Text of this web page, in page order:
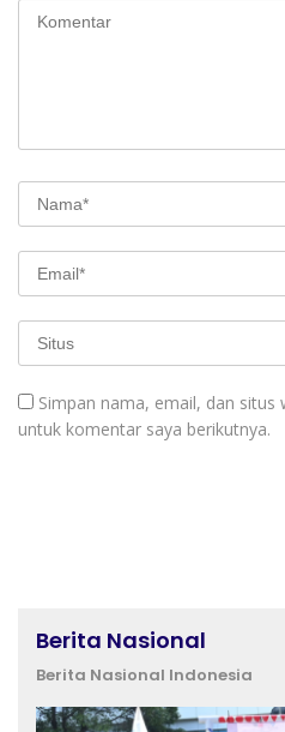
Simpan nama, email, dan situs
untuk komentar saya berikutnya.
Berita Nasional
Berita Nasional Indonesia